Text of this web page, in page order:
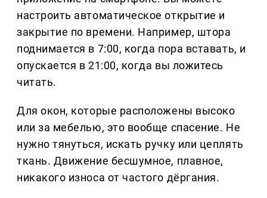
настроить автоматическое открытие и
закрытие по времени. Например, штора
поднимается в 7:00, когда пора вставать, и
опускается в 21:00, когда вы ложитесь
читать.
Для окон, которые расположены высоко
или за мебелью, это вообще спасение. Не
нужно тянуться, искать ручку или цеплять
ткань. Движение бесшумное, плавное,
никакого износа от частого дёргания.